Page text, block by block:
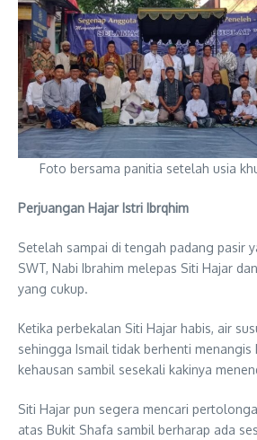
Foto bersama panitia setelah usia
Perjuangan Hajar Istri Ibrqhim
Setelah sampai di tengah padang pasir
SWT, Nabi Ibrahim melepas Siti Hajar
yang cukup.
Ketika perbekalan Siti Hajar habis, air
sehingga Ismail tidak berhenti menangis
kehausan sambil sesekali kakinya
Siti Hajar pun segera mencari
atas Bukit Shafa sambil berharap ada